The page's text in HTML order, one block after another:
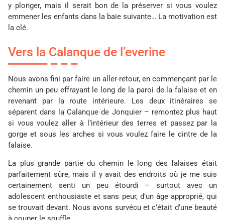
y plonger, mais il serait bon de la préserver si vous voulez
emmener les enfants dans la baie suivante… La motivation est
la clé.
Vers la Calanque de l’everine
Nous avons fini par faire un aller-retour, en commençant par le
chemin un peu effrayant le long de la paroi de la falaise et en
revenant par la route intérieure. Les deux itinéraires se
séparent dans la Calanque de Jonquier – remontez plus haut
si vous voulez aller à l’intérieur des terres et passez par la
gorge et sous les arches si vous voulez faire le cintre de la
falaise.
La plus grande partie du chemin le long des falaises était
parfaitement sûre, mais il y avait des endroits où je me suis
certainement senti un peu étourdi – surtout avec un
adolescent enthousiaste et sans peur, d’un âge approprié, qui
se trouvait devant. Nous avons survécu et c’était d’une beauté